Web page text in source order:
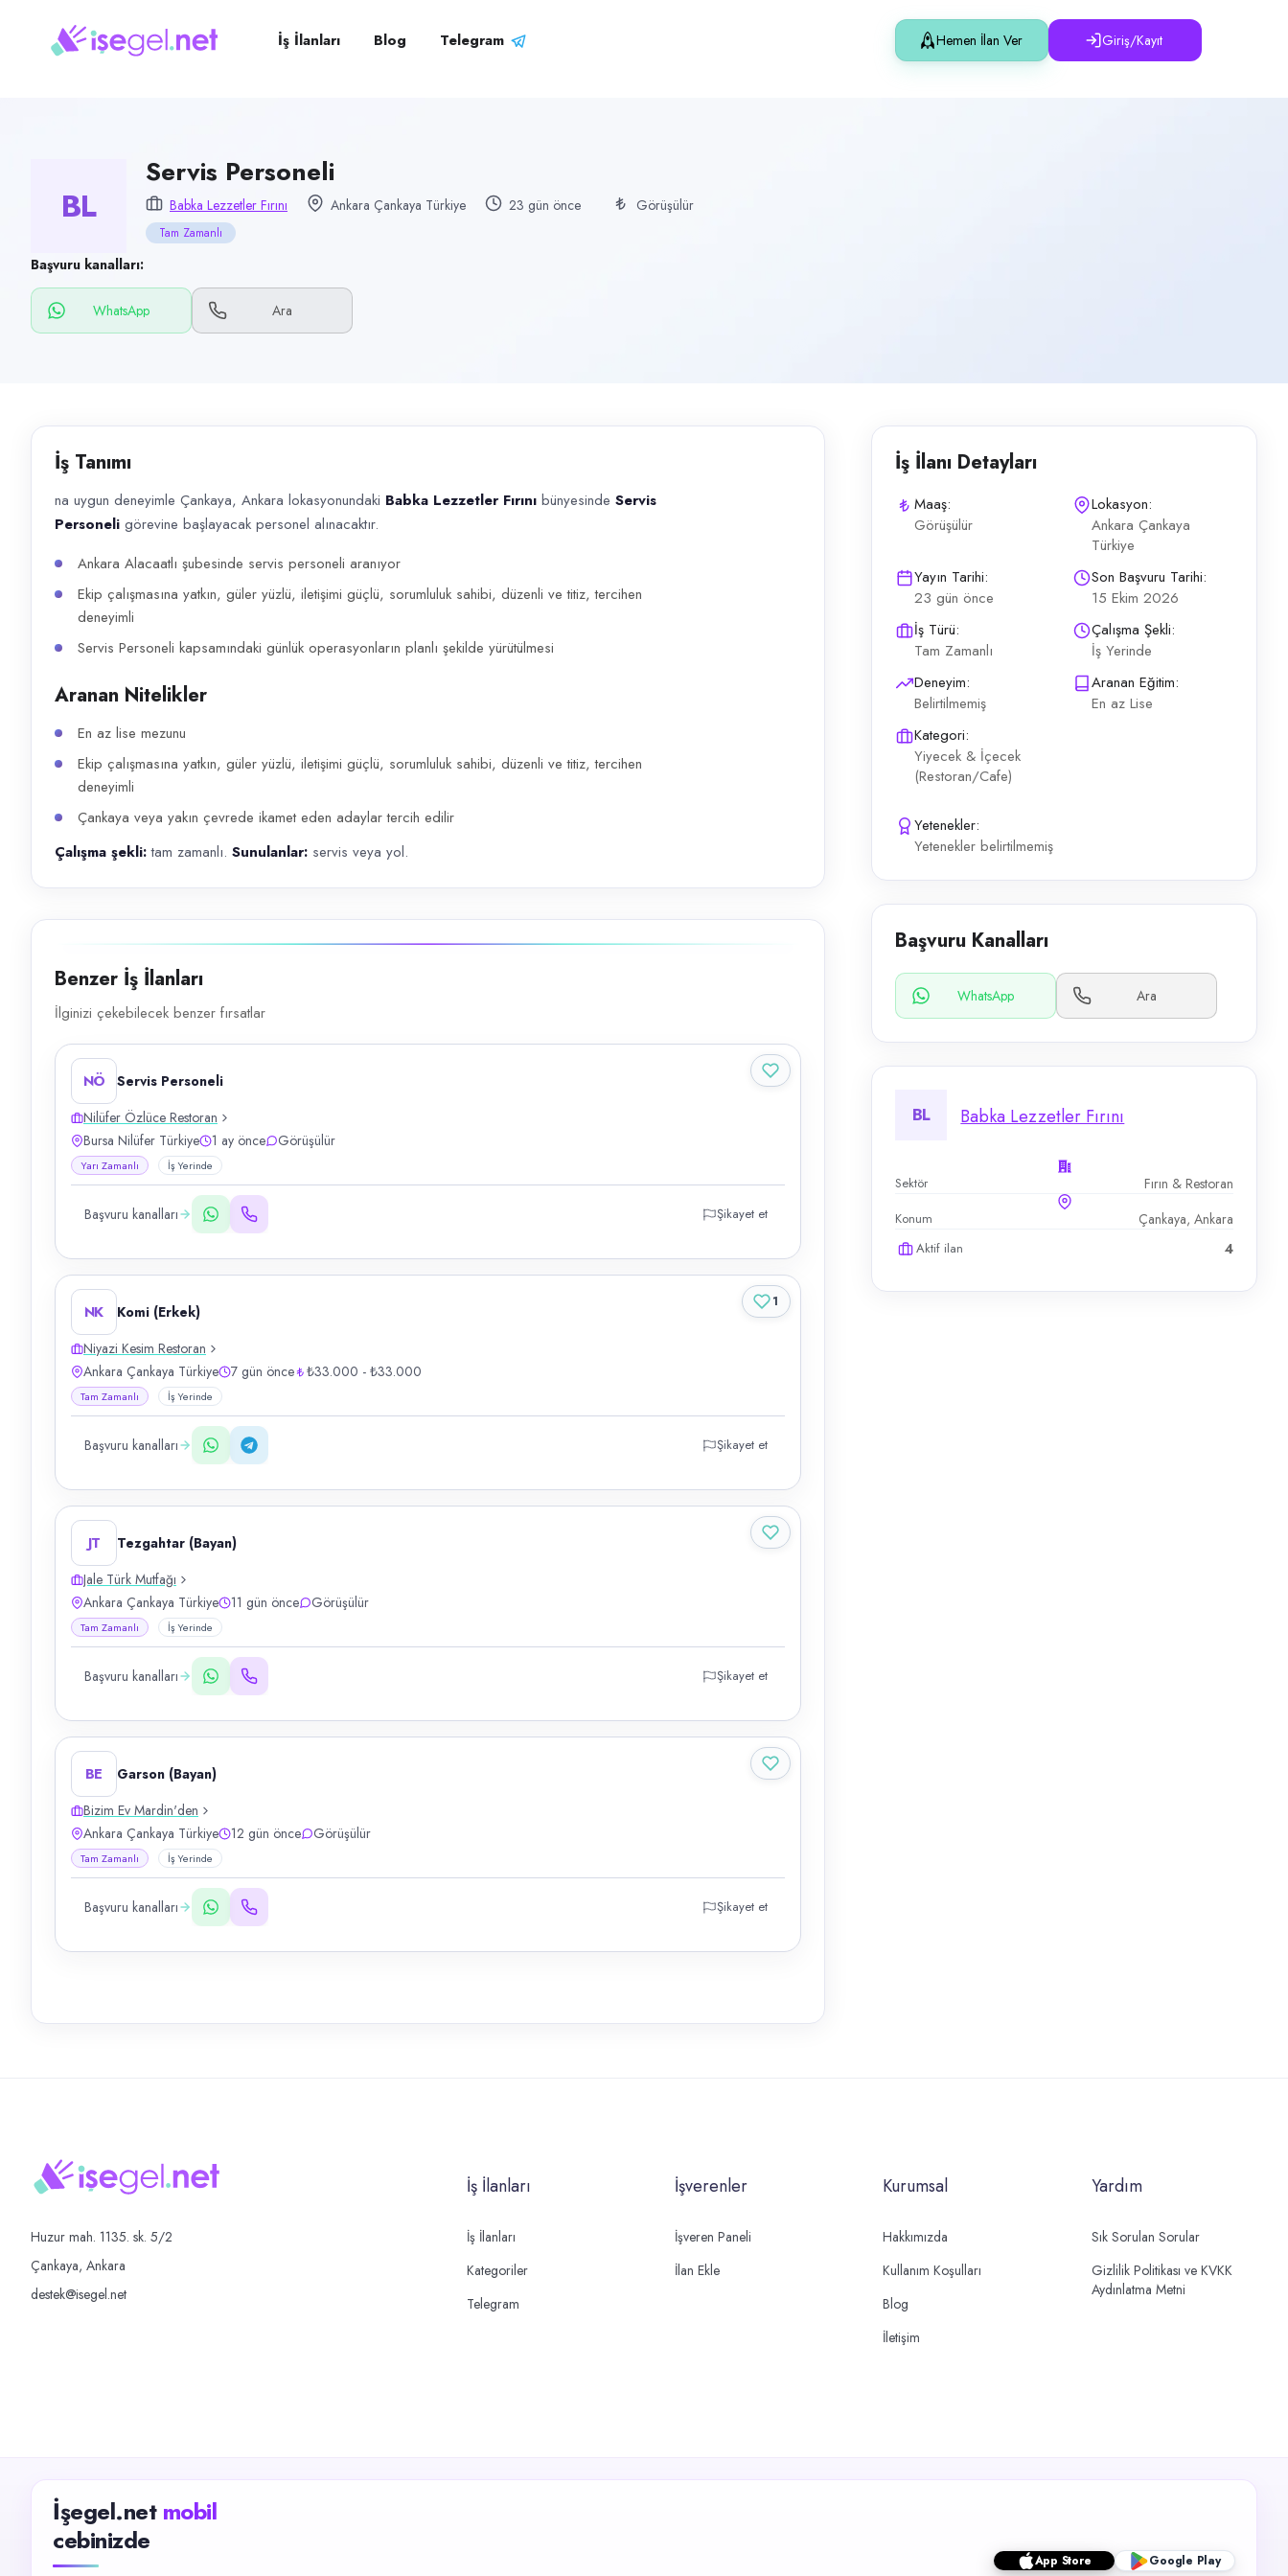
Servis Personeli
Yiyecek & İçecek (Restoran/Cafe)
Çankaya, Ankara
Çalışma şekli
Tam Zamanlı · Ofis
Yayın tarihi
Başvuru kanalları
WhatsApp, Telefon
İlan açıklaması
na uygun deneyimle Çankaya, Ankara lokasyonundaki Babka Lezzetler Fırını bünyesinde Servis Personeli görevine başlayacak personel alınacaktır. Ankara Alacaatlı şubesinde servis personeli aranıyor Ekip
İş İlanları Blog Telegram Hemen İlan Ver Giriş/Kayıt
BL
Servis Personeli
Babka Lezzetler Fırını Ankara Çankaya Türkiye 23 gün önce Görüşülür
Tam Zamanlı
Başvuru kanalları:
WhatsApp Ara
İş Tanımı
na uygun deneyimle Çankaya, Ankara lokasyonundaki Babka Lezzetler Fırını bünyesinde Servis
Personeli görevine başlayacak personel alınacaktır.
Ankara Alacaatlı şubesinde servis personeli aranıyor
Ekip çalışmasına yatkın, güler yüzlü, iletişimi güçlü, sorumluluk sahibi, düzenli ve titiz, tercihen
deneyimli
Servis Personeli kapsamındaki günlük operasyonların planlı şekilde yürütülmesi
Aranan Nitelikler
En az lise mezunu
Ekip çalışmasına yatkın, güler yüzlü, iletişimi güçlü, sorumluluk sahibi, düzenli ve titiz, tercihen
deneyimli
Çankaya veya yakın çevrede ikamet eden adaylar tercih edilir
Çalışma şekli:tam zamanlı. Sunulanlar: servis veya yol.
İş İlanı Detayları
Maaş:
Görüşülür
Lokasyon:
Ankara Çankaya
Türkiye
Yayın Tarihi:
23 gün önce
Son Başvuru Tarihi:
15 Ekim 2026
İş Türü:
Tam Zamanlı
Çalışma Şekli:
İş Yerinde
Deneyim:
Belirtilmemiş
Aranan Eğitim:
En az Lise
Kategori:
Yiyecek & İçecek
(Restoran/Cafe)
Yetenekler:
Yetenekler belirtilmemiş
Başvuru Kanalları
WhatsApp Ara
BL Babka Lezzetler Fırını
Sektör Fırın & Restoran
Konum Çankaya, Ankara
Aktif ilan 4
Benzer İş İlanları
İlginizi çekebilecek benzer fırsatlar
NÖ
Servis Personeli
Nilüfer Özlüce Restoran
Bursa Nilüfer Türkiye
1 ay önce Görüşülür
Yarı Zamanlı İş Yerinde
Başvuru kanalları Şikayet et
NK
Komi (Erkek)
Niyazi Kesim Restoran
Ankara Çankaya Türkiye
7 gün önce ₺33.000 - ₺33.000
Tam Zamanlı İş Yerinde
Başvuru kanalları Şikayet et
1
JT
Tezgahtar (Bayan)
Jale Türk Mutfağı
Ankara Çankaya Türkiye
11 gün önce Görüşülür
Tam Zamanlı İş Yerinde
Başvuru kanalları Şikayet et
BE
Garson (Bayan)
Bizim Ev Mardin'den
Ankara Çankaya Türkiye
12 gün önce Görüşülür
Tam Zamanlı İş Yerinde
Başvuru kanalları Şikayet et
Huzur mah. 1135. sk. 5/2
Çankaya, Ankara
destek@isegel.net
İş İlanları
İş İlanları
Kategoriler
Telegram
İşverenler
İşveren Paneli
İlan Ekle
Kurumsal
Hakkımızda
Kullanım Koşulları
Blog
İletişim
Yardım
Sık Sorulan Sorular
Gizlilik Politikası ve KVKK
Aydınlatma Metni
İşegel.net mobil
cebinizde
App Store Google Play